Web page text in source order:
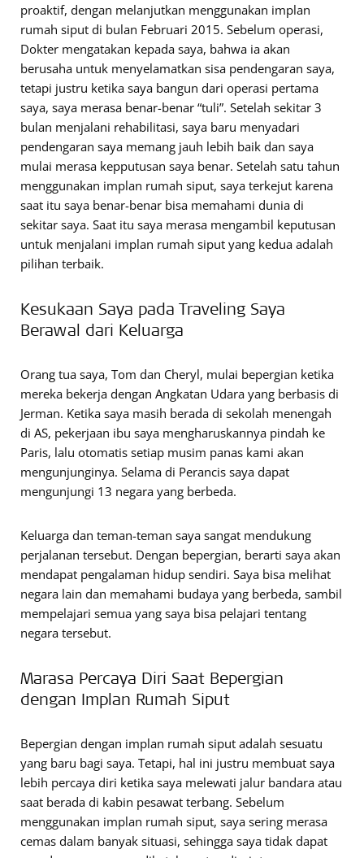
proaktif, dengan melanjutkan menggunakan implan
rumah siput di bulan Februari 2015. Sebelum operasi,
Dokter mengatakan kepada saya, bahwa ia akan
berusaha untuk menyelamatkan sisa pendengaran saya,
tetapi justru ketika saya bangun dari operasi pertama
saya, saya merasa benar-benar “tuli”. Setelah sekitar 3
bulan menjalani rehabilitasi, saya baru menyadari
pendengaran saya memang jauh lebih baik dan saya
mulai merasa kepputusan saya benar. Setelah satu tahun
menggunakan implan rumah siput, saya terkejut karena
saat itu saya benar-benar bisa memahami dunia di
sekitar saya. Saat itu saya merasa mengambil keputusan
untuk menjalani implan rumah siput yang kedua adalah
pilihan terbaik.
Kesukaan Saya pada Traveling Saya
Berawal dari Keluarga
Orang tua saya, Tom dan Cheryl, mulai bepergian ketika
mereka bekerja dengan Angkatan Udara yang berbasis di
Jerman. Ketika saya masih berada di sekolah menengah
di AS, pekerjaan ibu saya mengharuskannya pindah ke
Paris, lalu otomatis setiap musim panas kami akan
mengunjunginya. Selama di Perancis saya dapat
mengunjungi 13 negara yang berbeda.
Keluarga dan teman-teman saya sangat mendukung
perjalanan tersebut. Dengan bepergian, berarti saya akan
mendapat pengalaman hidup sendiri. Saya bisa melihat
negara lain dan memahami budaya yang berbeda, sambil
mempelajari semua yang saya bisa pelajari tentang
negara tersebut.
Marasa Percaya Diri Saat Bepergian
dengan Implan Rumah Siput
Bepergian dengan implan rumah siput adalah sesuatu
yang baru bagi saya. Tetapi, hal ini justru membuat saya
lebih percaya diri ketika saya melewati jalur bandara atau
saat berada di kabin pesawat terbang. Sebelum
menggunakan implan rumah siput, saya sering merasa
cemas dalam banyak situasi, sehingga saya tidak dapat